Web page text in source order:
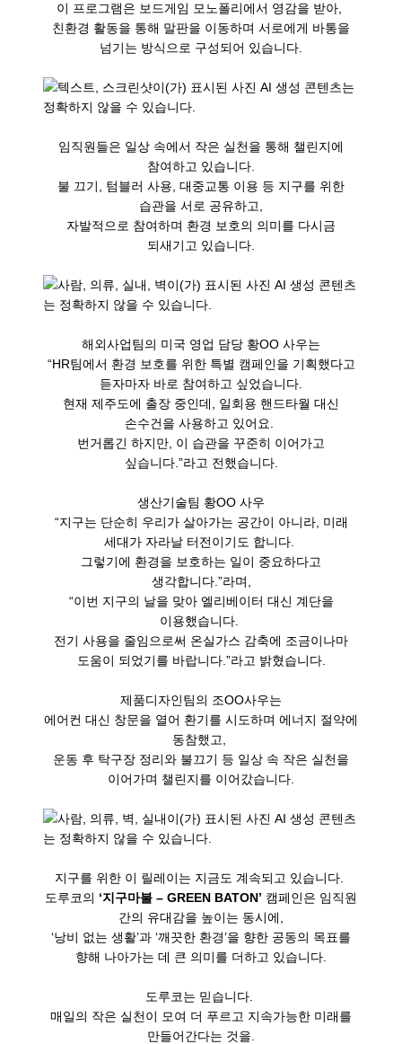
이 프로그램은 보드게임 모노폴리에서 영감을 받아,
친환경 활동을 통해 말판을 이동하며 서로에게 바통을
넘기는 방식으로 구성되어 있습니다.
임직원들은 일상 속에서 작은 실천을 통해 챌린지에
참여하고 있습니다.
불 끄기, 텀블러 사용, 대중교통 이용 등 지구를 위한
습관을 서로 공유하고,
자발적으로 참여하며 환경 보호의 의미를 다시금
되새기고 있습니다.
해외사업팀의 미국 영업 담당 황OO 사우는
“HR팀에서 환경 보호를 위한 특별 캠페인을 기획했다고
듣자마자 바로 참여하고 싶었습니다.
현재 제주도에 출장 중인데, 일회용 핸드타월 대신
손수건을 사용하고 있어요.
번거롭긴 하지만, 이 습관을 꾸준히 이어가고
싶습니다.”라고 전했습니다.
생산기술팀 황OO 사우
“지구는 단순히 우리가 살아가는 공간이 아니라, 미래
세대가 자라날 터전이기도 합니다.
그렇기에 환경을 보호하는 일이 중요하다고
생각합니다.”라며,
“이번 지구의 날을 맞아 엘리베이터 대신 계단을
이용했습니다.
전기 사용을 줄임으로써 온실가스 감축에 조금이나마
도움이 되었기를 바랍니다.”라고 밝혔습니다.
제품디자인팀의 조OO사우는
에어컨 대신 창문을 열어 환기를 시도하며 에너지 절약에
동참했고,
운동 후 탁구장 정리와 불끄기 등 일상 속 작은 실천을
이어가며 챌린지를 이어갔습니다.
지구를 위한 이 릴레이는 지금도 계속되고 있습니다.
도루코의 ‘지구마불 – GREEN BATON’ 캠페인은 임직원
간의 유대감을 높이는 동시에,
‘낭비 없는 생활’과 ‘깨끗한 환경’을 향한 공동의 목표를
향해 나아가는 데 큰 의미를 더하고 있습니다.
도루코는 믿습니다.
매일의 작은 실천이 모여 더 푸르고 지속가능한 미래를
만들어간다는 것을.